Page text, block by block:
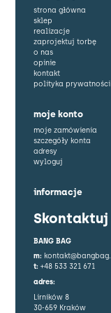
strona główna
sklep
realizacje
zaprojektuj torbę
o nas
opinie
kontakt
polityka prywatności
moje konto
moje zamówienia
szczegóły konta
adresy
wyloguj
informacje
Skontaktuj
BANG BAG
m:
t: +48 533 321 671
adres:
Lirników 8
30-659 Kraków